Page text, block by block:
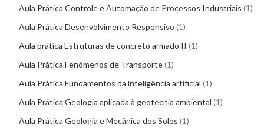
Aula Prática Controle e Automação de Processos Industriais 1
Aula Prática Desenvolvimento Responsivo 1
Aula prática Estruturas de concreto armado II 1
Aula Prática Fenômenos de Transporte 1
Aula Prática Fundamentos da inteligência artificial 1
Aula Prática Geologia aplicada à geotecnia ambiental 1
Aula Prática Geologia e Mecânica dos Solos 1